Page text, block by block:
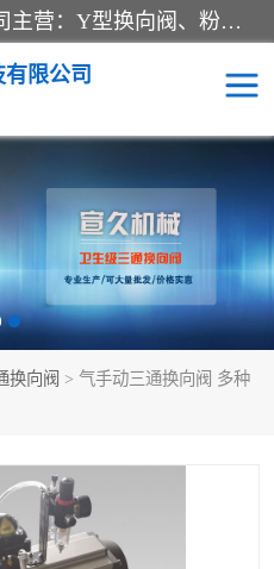
永嘉宣久机械科技有限公司主营：Y型换向阀、粉体换向阀、板式换向阀、三通换向阀、三通换向器、三通分路阀、管路换向阀等产品及服务。
限公司
换向阀 > 气手动三通换向阀 多种
Y型换向阀
粉料换向阀
管道换向阀
三通换向阀
粉体三通阀
不锈钢三通阀